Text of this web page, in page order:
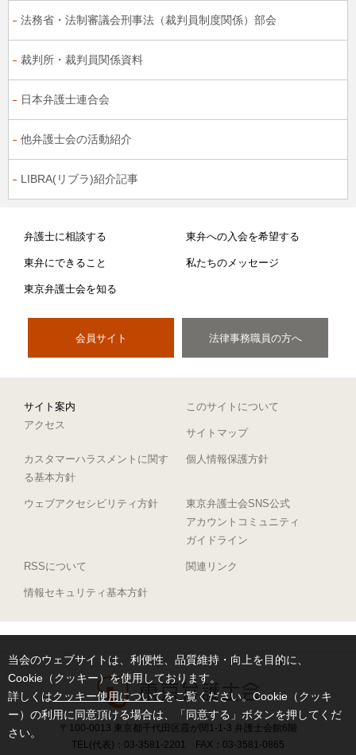
法務省・法制審議会刑事法（裁判員制度関係）部会
裁判所・裁判員関係資料
日本弁護士連合会
他弁護士会の活動紹介
LIBRA(リブラ)紹介記事
当会のウェブサイトは、利便性、品質維持・向上を目的に、
Cookie（クッキー）を使用しております。
詳しくはクッキー使用についてをご覧ください。Cookie（クッキ
ー）の利用に同意頂ける場合は、「同意する」ボタンを押してくだ
さい。
弁護士に相談する 東弁への入会を希望する
東弁にできること 私たちのメッセージ
東京弁護士会を知る
会員サイト 法律事務職員の方へ
サイト案内
このサイトについて
アクセス
サイトマップ
カスタマーハラスメントに関す
る基本方針
個人情報保護方針
ウェブアクセシビリティ方針
東京弁護士会SNS公式
アカウントコミュニティ
ガイドライン
RSSについて 関連リンク
情報セキュリティ基本方針
〒100-0013 東京都千代田区霞が関1-1-3 弁護士会館6階
TEL(代表)：03-3581-2201 FAX：03-3581-0865